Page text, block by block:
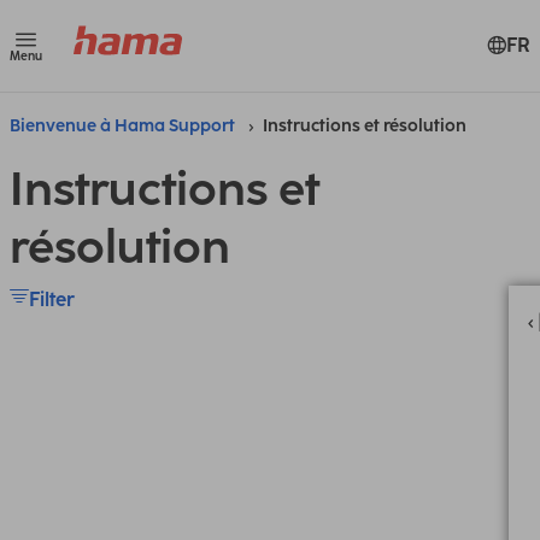
Menu FR
Bienvenue à Hama Support Instructions et résolution
Instructions et
résolution
Filter